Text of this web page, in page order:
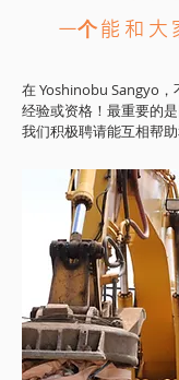
一个能和大
在 Yoshinobu Sangyo，
经验或资格！最重要的是
我们积极聘请能互相帮